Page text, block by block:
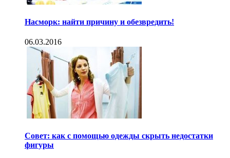
Насморк: найти причину и обезвредить!
06.03.2016
Совет: как с помощью одежды скрыть недостатки
фигуры